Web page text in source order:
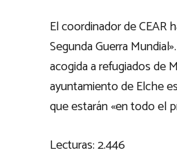
El coordinador de CEAR
Segunda Guerra
acogida a refugiados de
ayuntamiento de Elche
que estarán «en todo el
Lecturas:2.446